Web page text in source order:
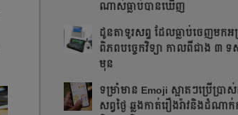
ណាស់ធ្លាប់បានឃើញ
ដូនតាទូរសព្ទ ដែលធ្លាប់ចេញមកអ
ពិភពបច្ចេកវិទ្យា កាលពីជាង ៣ ទ
មុន
ទម្រាំមាន Emoji ស្អាតៗប្រើប្រា
សព្វថ្ងៃ ឆ្លងកាត់រឿងរ៉ាវនិងដំណា